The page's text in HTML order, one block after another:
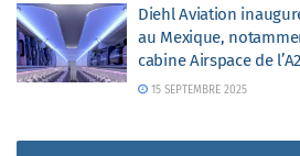
Diehl Aviation
au Mexique,
cabine Airspace de
15 SEPTEMBRE 2025